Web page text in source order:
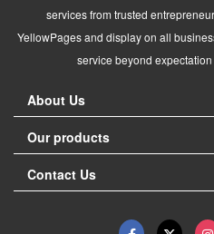
services from trusted
YellowPages and display on all
service beyond
About Us
Our products
Contact Us